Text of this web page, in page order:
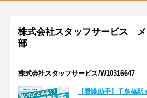
株式会社スタッフサービス
部
株式会社スタッフサービス/W10316647
【看護助手】千鳥橋